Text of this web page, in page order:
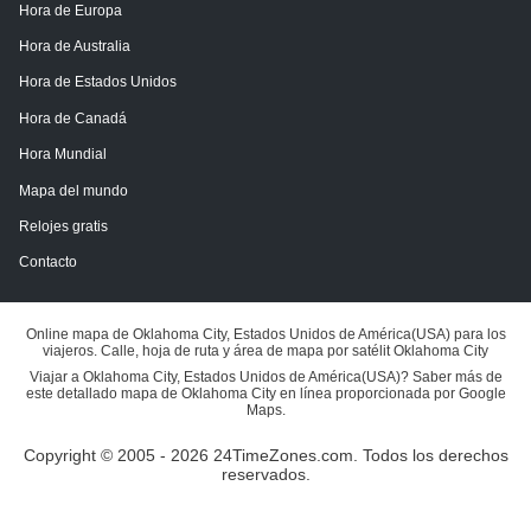
Hora de Europa
Hora de Australia
Hora de Estados Unidos
Hora de Canadá
Hora Mundial
Mapa del mundo
Relojes gratis
Contacto
Online mapa de Oklahoma City, Estados Unidos de América(USA) para los
viajeros. Calle, hoja de ruta y área de mapa por satélit Oklahoma City
Viajar a Oklahoma City, Estados Unidos de América(USA)? Saber más de
este detallado mapa de Oklahoma City en línea proporcionada por Google
Maps.
Copyright © 2005 - 2026 24TimeZones.com. Todos los derechos
reservados.